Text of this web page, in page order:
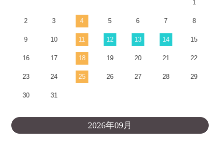
1
2 3 4 5 6 7 8
9 10 11 12 13 14 15
16 17 18 19 20 21 22
23 24 25 26 27 28 29
30 31
2026年09月